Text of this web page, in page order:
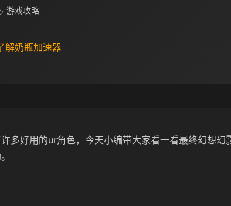
游戏攻略
解奶瓶加速器
多好用的ur角色，今天小编带大家看一看最终幻想幻